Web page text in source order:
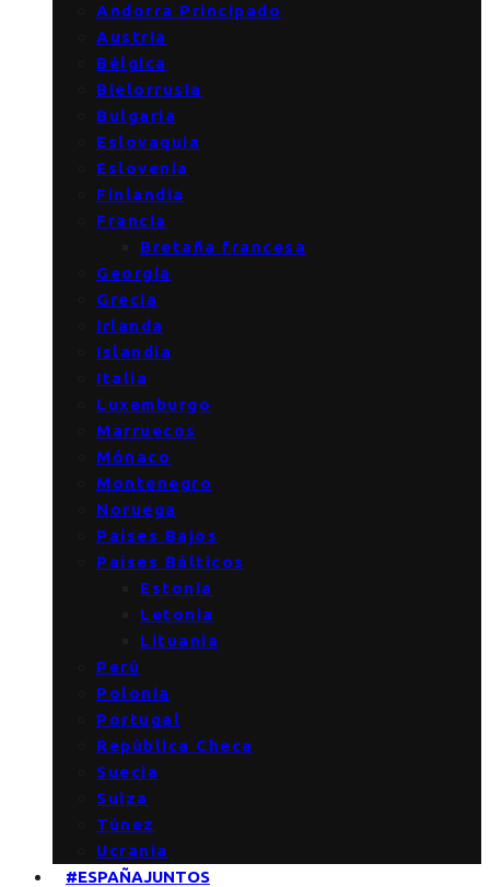
Andorra Principado
Austria
Bélgica
Bielorrusia
Bulgaria
Eslovaquia
Eslovenia
Finlandia
Francia
Bretaña francesa
Georgia
Grecia
Irlanda
Islandia
Italia
Luxemburgo
Marruecos
Mónaco
Montenegro
Noruega
Países Bajos
Países Bálticos
Estonia
Letonia
Lituania
Perú
Polonia
Portugal
República Checa
Suecia
Suiza
Túnez
Ucrania
#ESPAÑAJUNTOS